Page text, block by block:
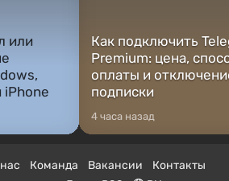
или
iPhone
Как подключить
Premium: цена,
оплаты и
подписки
4 часа назад
Команда Вакансии
Контакты